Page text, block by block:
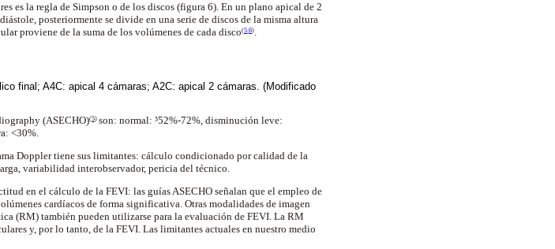
es la regla de Simpson o de los discos (figura 6). En un plano apical de 2
posteriormente se divide en una serie de discos de la misma altura
proviene de la suma de los volúmenes de cada disco(5,6).
final; A4C: apical 4 cámaras; A2C: apical 2 cámaras. (Modificado
(ASECHO)(5) son: normal: ³52%-72%, disminución leve:
<30%.
Doppler tiene sus limitantes: cálculo condicionado por calidad de la
variabilidad interobservador, pericia del técnico.
en el cálculo de la FEVI: las guías ASECHO señalan que el empleo de
cardíacos de forma significativa. Otras modalidades de imagen
(RM) también pueden utilizarse para la evaluación de FEVI. La RM
y, por lo tanto, de la FEVI. Las limitantes actuales en nuestro medio